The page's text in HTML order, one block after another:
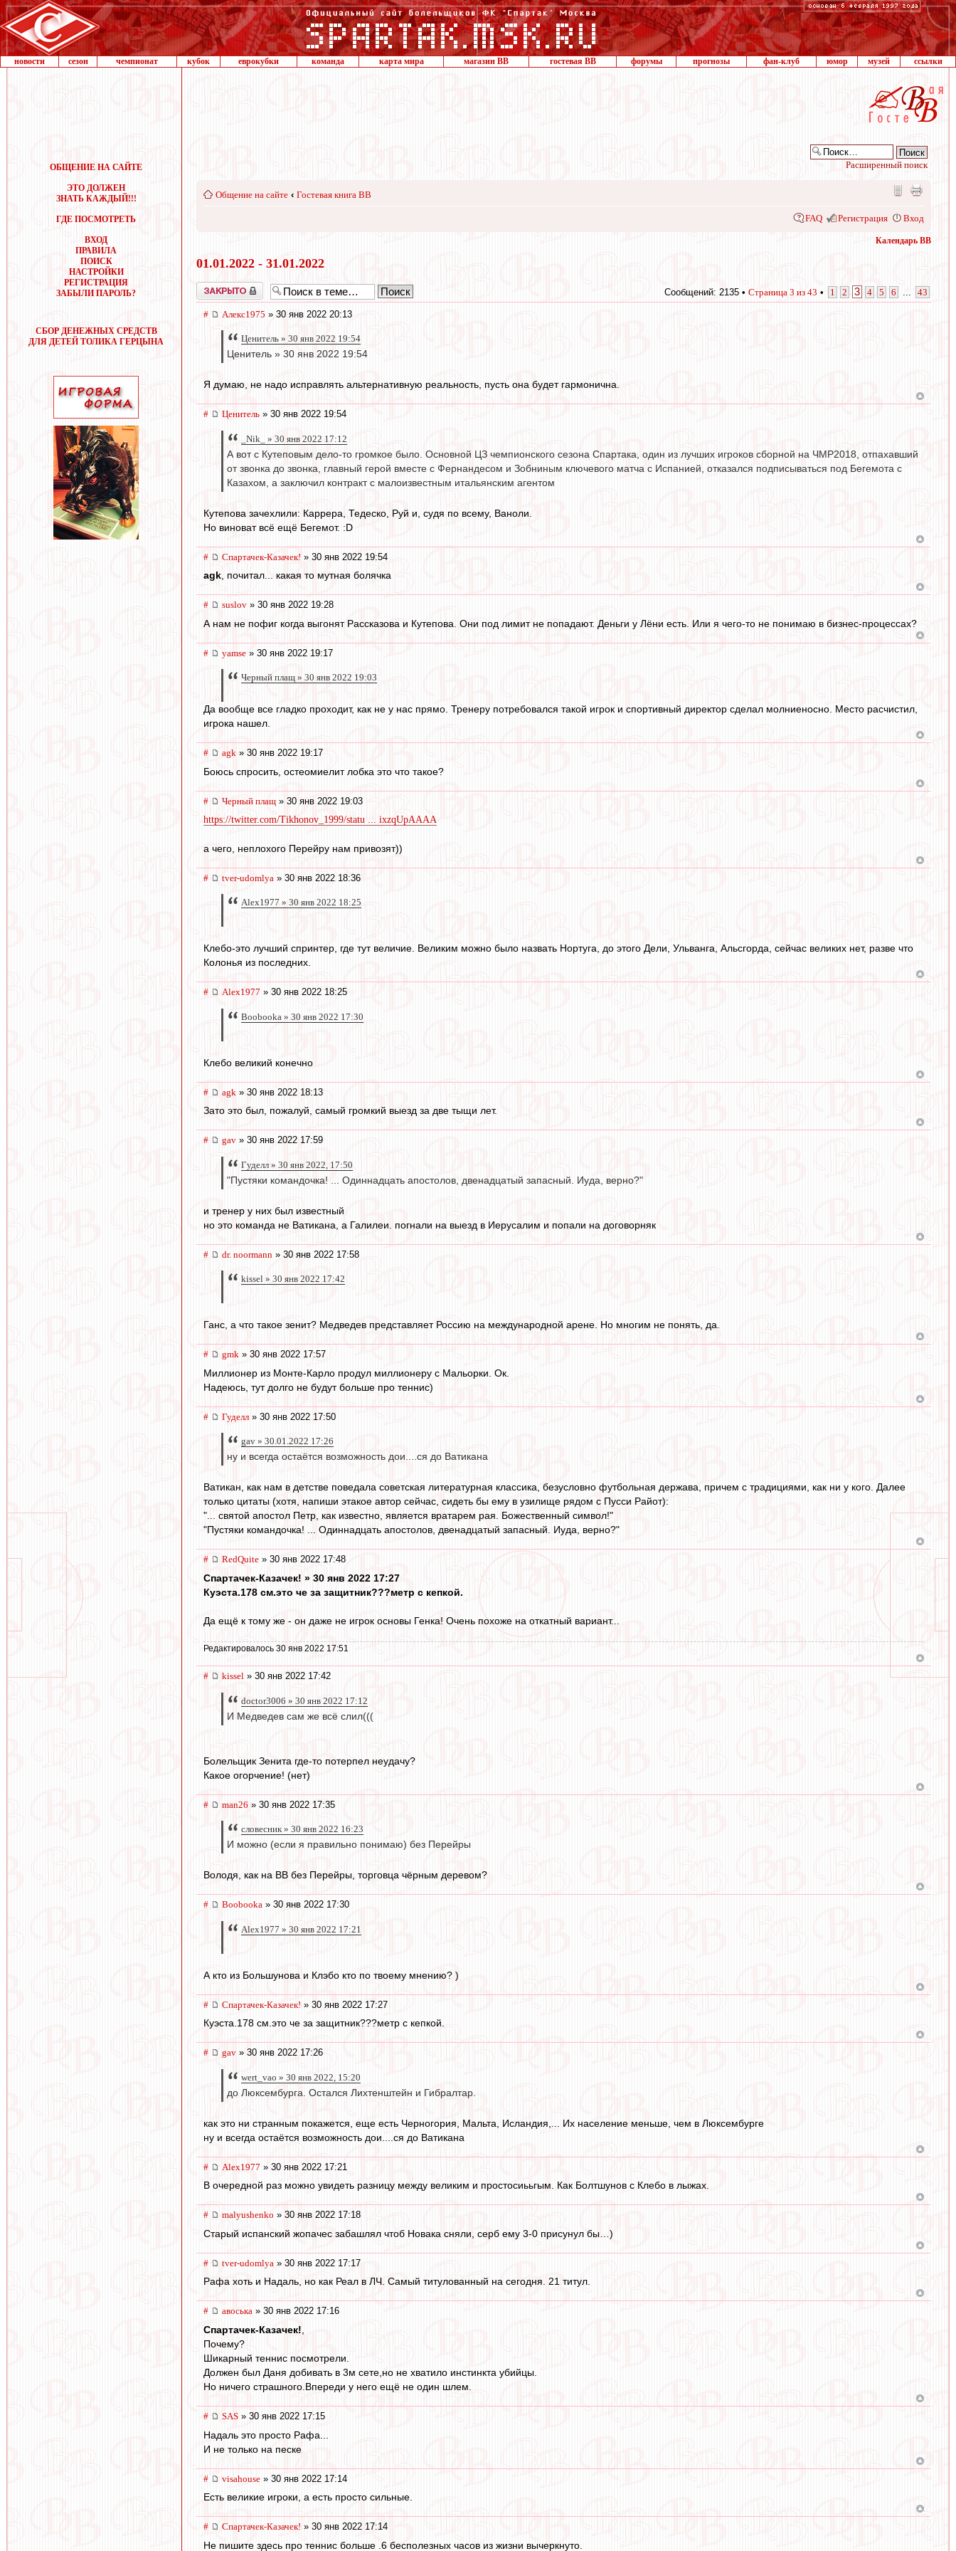
новости сезон чемпионат кубок еврокубки команда карта мира магазин ВВ гостевая ВВ форумы прогнозы фан-клуб юмор музей ссылки
ОБЩЕНИЕ НА САЙТЕ
ЭТО ДОЛЖЕН
ЗНАТЬ КАЖДЫЙ!!!
ГДЕ ПОСМОТРЕТЬ
ВХОД
ПРАВИЛА
ПОИСК
НАСТРОЙКИ
РЕГИСТРАЦИЯ
ЗАБЫЛИ ПАРОЛЬ?
СБОР ДЕНЕЖНЫХ СРЕДСТВ
ДЛЯ ДЕТЕЙ ТОЛИКА ГЕРЦЫНА
Расширенный поиск
Общение на сайте ‹ Гостевая книга ВВ
FAQ Регистрация Вход
Календарь ВВ
01.01.2022 - 31.01.2022
Закрыто Сообщений: 2135 • Страница 3 из 43 • 1 2 3 4 5 6 43
# Алекс1975 » 30 янв 2022 20:13
Ценитель » 30 янв 2022 19:54
Ценитель » 30 янв 2022 19:54
Я думаю, не надо исправлять альтернативную реальность, пусть она будет гармонична.
# Ценитель » 30 янв 2022 19:54
_Nik_ » 30 янв 2022 17:12
А вот с Кутеповым дело-то громкое было. Основной ЦЗ чемпионского сезона Спартака, один из лучших игроков сборной на ЧМР2018, отпахавший
от звонка до звонка, главный герой вместе с Фернандесом и Зобниным ключевого матча с Испанией, отказался подписываться под Бегемота с
Казахом, а заключил контракт с малоизвестным итальянским агентом
Кутепова зачехлили: Каррера, Тедеско, Руй и, судя по всему, Ваноли.
Но виноват всё ещё Бегемот. :D
# Спартачек-Казачек! » 30 янв 2022 19:54
agk, почитал... какая то мутная болячка
# suslov » 30 янв 2022 19:28
А нам не пофиг когда выгонят Рассказова и Кутепова. Они под лимит не попадают. Деньги у Лёни есть. Или я чего-то не понимаю в бизнес-процессах?
# yamse » 30 янв 2022 19:17
Черный плащ » 30 янв 2022 19:03
Да вообще все гладко проходит, как не у нас прямо. Тренеру потребовался такой игрок и спортивный директор сделал молниеносно. Место расчистил,
игрока нашел.
# agk » 30 янв 2022 19:17
Боюсь спросить, остеомиелит лобка это что такое?
# Черный плащ » 30 янв 2022 19:03
https://twitter.com/Tikhonov_1999/statu ... ixzqUpAAAA
а чего, неплохого Перейру нам привозят))
# tver-udomlya » 30 янв 2022 18:36
Alex1977 » 30 янв 2022 18:25
Клебо-это лучший спринтер, где тут величие. Великим можно было назвать Нортуга, до этого Дели, Ульванга, Альсгорда, сейчас великих нет, разве что
Колонья из последних.
# Alex1977 » 30 янв 2022 18:25
Boobooka » 30 янв 2022 17:30
Клебо великий конечно
# agk » 30 янв 2022 18:13
Зато это был, пожалуй, самый громкий выезд за две тыщи лет.
# gav » 30 янв 2022 17:59
Гуделл » 30 янв 2022, 17:50
"Пустяки командочка! ... Одиннадцать апостолов, двенадцатый запасный. Иуда, верно?"
и тренер у них был известный
но это команда не Ватикана, а Галилеи. погнали на выезд в Иерусалим и попали на договорняк
# dr. noormann » 30 янв 2022 17:58
kissel » 30 янв 2022 17:42
Ганс, а что такое зенит? Медведев представляет Россию на международной арене. Но многим не понять, да.
# gmk » 30 янв 2022 17:57
Миллионер из Монте-Карло продул миллионеру с Мальорки. Ок.
Надеюсь, тут долго не будут больше про теннис)
# Гуделл» 30 янв 2022 17:50
gav » 30.01.2022 17:26
ну и всегда остаётся возможность дои....ся до Ватикана
Ватикан, как нам в детстве поведала советская литературная классика, безусловно футбольная держава, причем с традициями, как ни у кого. Далее
только цитаты (хотя, напиши этакое автор сейчас, сидеть бы ему в узилище рядом с Пусси Райот):
"... святой апостол Петр, как известно, является вратарем рая. Божественный символ!"
"Пустяки командочка! ... Одиннадцать апостолов, двенадцатый запасный. Иуда, верно?"
# RedQuite » 30 янв 2022 17:48
Спартачек-Казачек! » 30 янв 2022 17:27
Куэста.178 см.это че за защитник???метр с кепкой.
Да ещё к тому же - он даже не игрок основы Генка! Очень похоже на откатный вариант...
Редактировалось 30 янв 2022 17:51
# kissel » 30 янв 2022 17:42
doctor3006 » 30 янв 2022 17:12
И Медведев сам же всё слил(((
Болельщик Зенита где-то потерпел неудачу?
Какое огорчение! (нет)
# man26 » 30 янв 2022 17:35
словесник » 30 янв 2022 16:23
И можно (если я правильно понимаю) без Перейры
Володя, как на ВВ без Перейры, торговца чёрным деревом?
# Boobooka » 30 янв 2022 17:30
Alex1977 » 30 янв 2022 17:21
А кто из Большунова и Клэбо кто по твоему мнению? )
# Спартачек-Казачек! » 30 янв 2022 17:27
Куэста.178 см.это че за защитник???метр с кепкой.
# gav » 30 янв 2022 17:26
wert_vao » 30 янв 2022, 15:20
до Люксембурга. Остался Лихтенштейн и Гибралтар.
как это ни странным покажется, еще есть Черногория, Мальта, Исландия,... Их население меньше, чем в Люксембурге
ну и всегда остаётся возможность дои....ся до Ватикана
# Alex1977 » 30 янв 2022 17:21
В очередной раз можно увидеть разницу между великим и простосиььгым. Как Болтшунов с Клебо в лыжах.
# malyushenko » 30 янв 2022 17:18
Старый испанский жопачес забашлял чтоб Новака сняли, серб ему 3-0 присунул бы…)
# tver-udomlya » 30 янв 2022 17:17
Рафа хоть и Надаль, но как Реал в ЛЧ. Самый титулованный на сегодня. 21 титул.
# авоська » 30 янв 2022 17:16
Спартачек-Казачек!
Почему?
Шикарный теннис посмотрели.
Должен был Даня добивать в 3м сете,но не хватило инстинкта убийцы.
Но ничего страшного.Впереди у него ещё не один шлем.
# SAS » 30 янв 2022 17:15
Надаль это просто Рафа...
И не только на песке
# visahouse » 30 янв 2022 17:14
Есть великие игроки, а есть просто сильные.
# Спартачек-Казачек! » 30 янв 2022 17:14
Не пишите здесь про теннис больше .6 бесполезных часов из жизни вычеркнуто.